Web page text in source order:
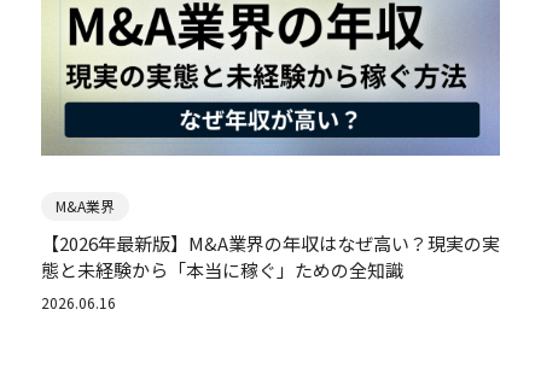
M&A業界
【2026年最新版】M&A業界の年収はなぜ高い？現実の実
態と未経験から「本当に稼ぐ」ための全知識
2026.06.16